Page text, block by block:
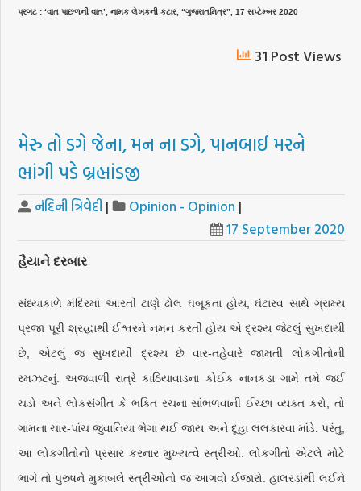
પ્રગટ : ‘વાત પાછળની વાત’, નામક લેખકની કટાર, “ગુજરાતમિત્ર”, 17 સપ્ટેમ્બર 2020
31 Post Views
મેરુ તો ડગે જેના, મન ના ડગે, પાનબાઈ મરને
ભાંગી પડે બ્રહ્માંડજી
નંદિની ત્રિવેદી | Opinion - Opinion |
17 September 2020
હૈયાને દરબાર
સંધ્યાકાળે મંદિરમાં આરતી ટાણે ઢોલ ઘબૂકતા હોય, ઘંટારવ સાથે ગ્રામ્ય
પ્રજા પૂરી શ્રદ્ધાથી ઈશ્વરને નમન કરતી હોય એ દ્રશ્ય જેટલું સુખદાયી
છે, એટલું જ સુખદાયી દ્રશ્ય છે વાર-તહેવારે જામતી લોકગીતોની
રમઝટનું. અજવાળી રાત્રે કાઠિયાવાડના કોઈક નાનકડા ગામે તમે જઈ
ચડો અને લોકસંગીત કે ભક્તિ રચના સાંભળવાની ઈચ્છા વ્યક્ત કરો, તો
ગામના ચાર-પાંચ જુવાનિયા ભેગા થઈ જાય અને દૂહા લલકારવા માંડે. પરંતુ,
આ લોકગીતોનો પ્રસાર કરનાર મુખ્યત્વે સ્ત્રીઓ. લોકગીતો એટલે મોટે
ભાગે તો પુરુષને મુકાબલે સ્ત્રીઓનો જ આગવો ઈજારો. હાલરડાંથી લઈને